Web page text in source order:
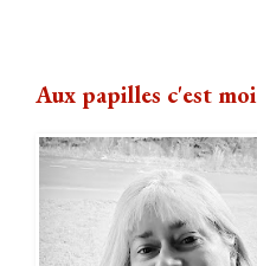
Aux papilles c'est moi